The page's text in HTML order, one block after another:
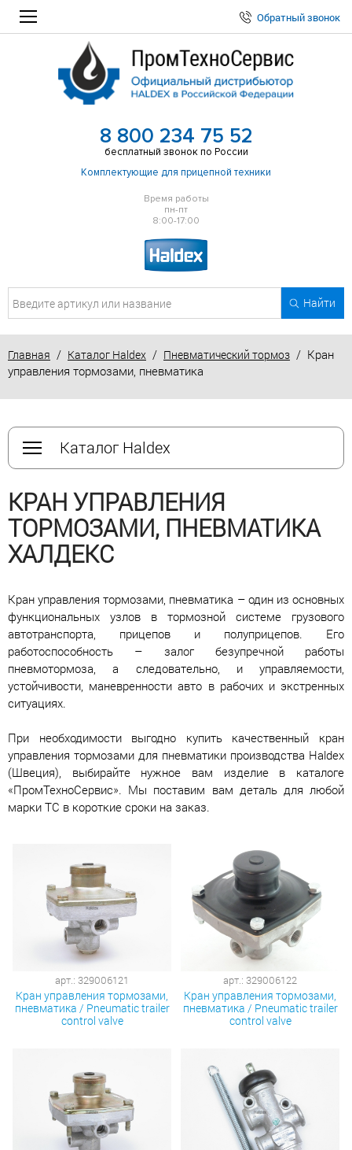
Обратный звонок
8 800 234 75 52
бесплатный звонок по России
Комплектующие для прицепной техники
Время работы
пн-пт
8:00-17:00
Найти
Главная / Каталог Haldex / Пневматический тормоз / Кран
управления тормозами, пневматика
Каталог Haldex
КРАН УПРАВЛЕНИЯ
ТОРМОЗАМИ, ПНЕВМАТИКА
ХАЛДЕКС
Кран управления тормозами, пневматика – один из основных
функциональных узлов в тормозной системе грузового
автотранспорта, прицепов и полуприцепов. Его
работоспособность – залог безупречной работы
пневмотормоза, а следовательно, и управляемости,
устойчивости, маневренности авто в рабочих и экстренных
ситуациях.
При необходимости выгодно купить качественный кран
управления тормозами для пневматики производства Haldex
(Швеция), выбирайте нужное вам изделие в каталоге
«ПромТехноСервис». Мы поставим вам деталь для любой
марки ТС в короткие сроки на заказ.
арт.: 329006121
Кран управления тормозами,
пневматика / Pneumatic trailer
control valve
арт.: 329006122
Кран управления тормозами,
пневматика / Pneumatic trailer
control valve